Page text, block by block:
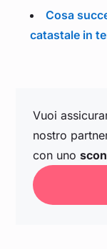
Cosa
catastale in
Vuoi
nostro
con uno